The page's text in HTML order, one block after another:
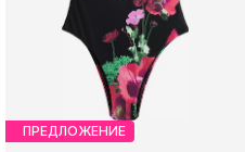
ПРЕДЛОЖЕНИЕ